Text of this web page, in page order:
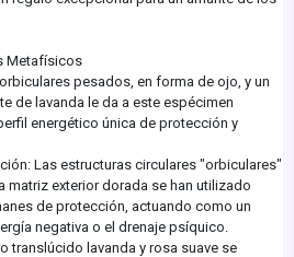
Metafísicos
pesados, en forma de ojo, y un
de lavanda le da a este espécimen
energético única de protección y
Las estructuras circulares "orbiculares"
matriz exterior dorada se han utilizado
de protección, actuando como un
negativa o el drenaje psíquico.
translúcido lavanda y rosa suave se